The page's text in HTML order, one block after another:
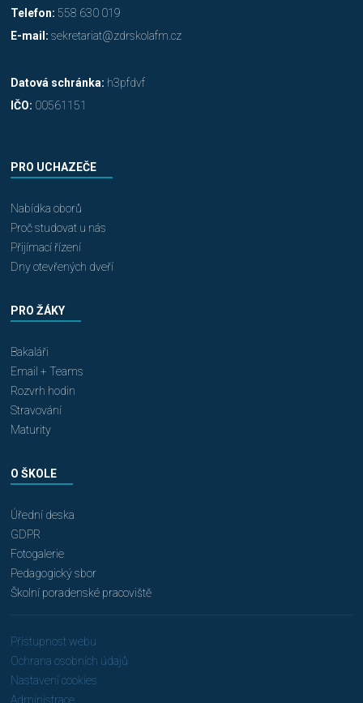
Telefon: 558 630 019
E-mail: sekretariat@zdrskolafm.cz
Datová schránka: h3pfdvf
IČO: 00561151
PRO UCHAZEČE
Nabídka oborů
Proč studovat u nás
Přijímací řízení
Dny otevřených dveří
PRO ŽÁKY
Bakaláři
Email + Teams
Rozvrh hodin
Stravování
Maturity
O ŠKOLE
Úřední deska
GDPR
Fotogalerie
Pedagogický sbor
Školní poradenské pracoviště
Přístupnost webu
Ochrana osobních údajů
Nastavení cookies
Administrace